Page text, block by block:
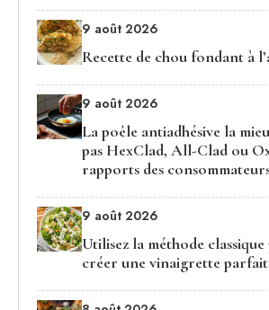
9 août 2026
Recette de chou fondant à
9 août 2026
La poêle antiadhésive la
pas HexClad, All-Clad ou
rapports des
9 août 2026
Utilisez la méthode
créer une vinaigrette